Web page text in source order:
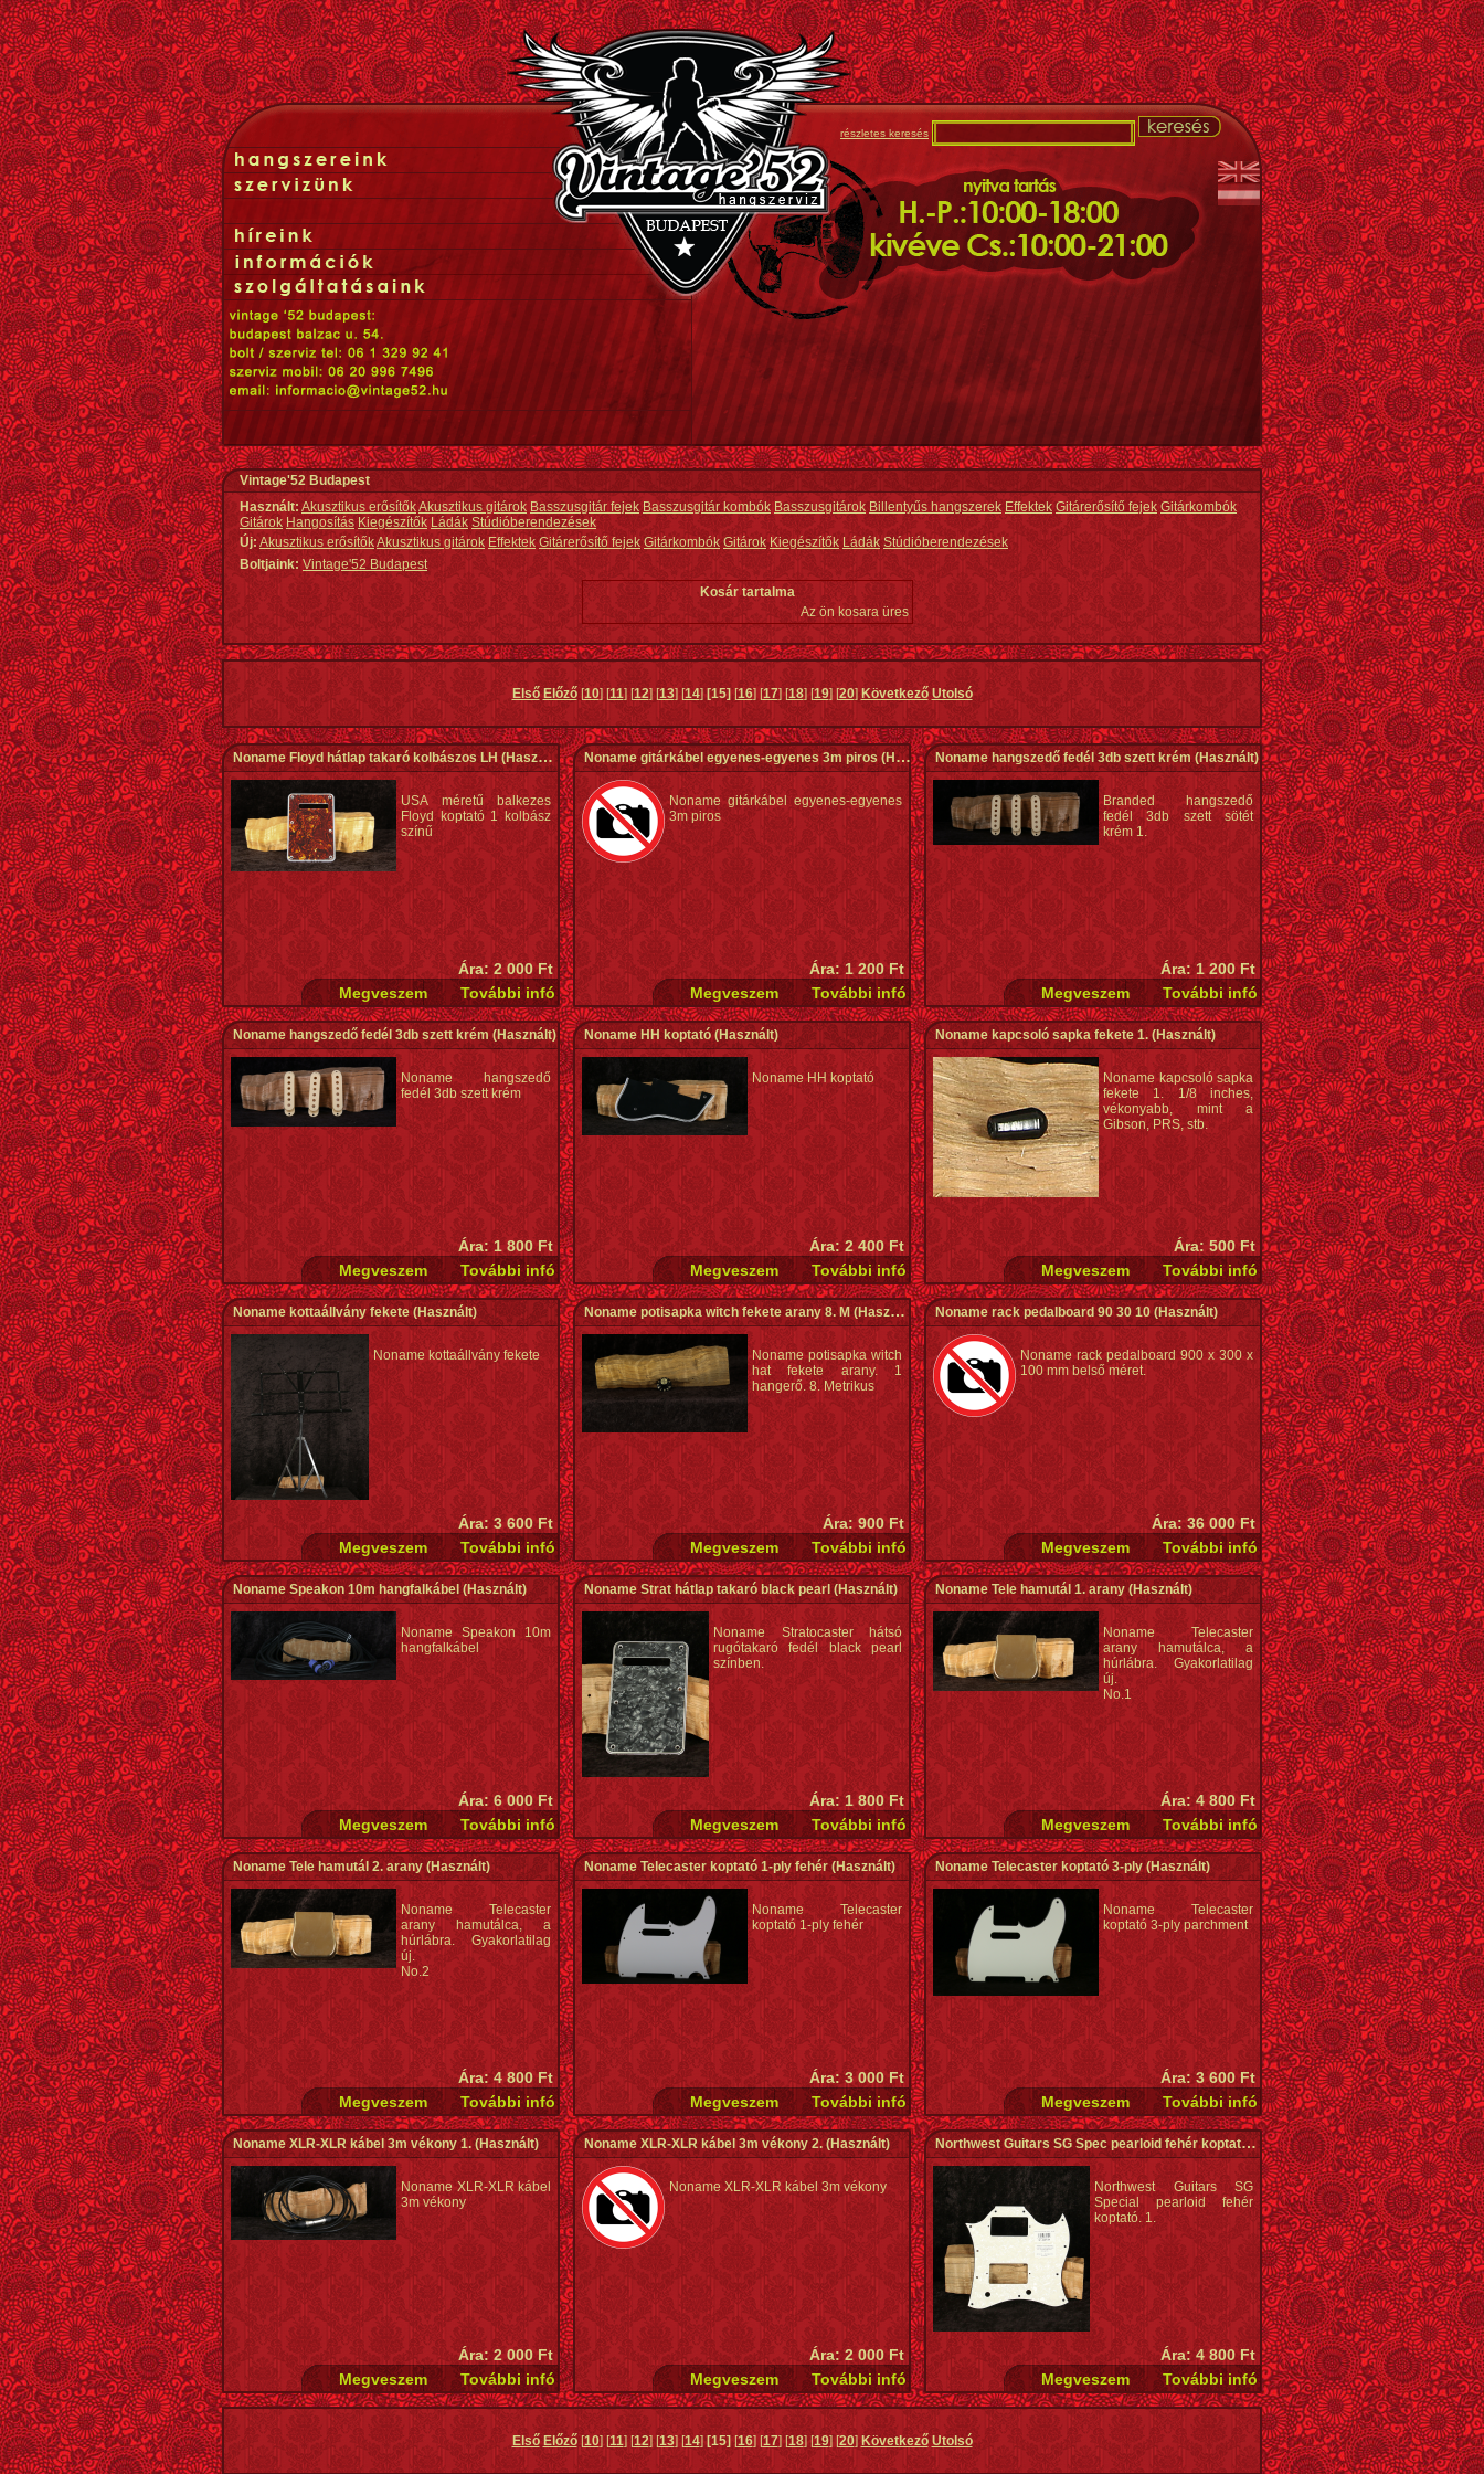
részletes keresés
Vintage'52 Budapest
Használt: Akusztikus erősítőkAkusztikus gitárok Basszusgitár fejek Basszusgitár kombók Basszusgitárok Billentyűs hangszerek Effektek Gitárerősítő fejek Gitárkombók
Gitárok Hangosítás Kiegészítők Ládák Stúdióberendezések
Új:Akusztikus erősítőkAkusztikus gitárok Effektek Gitárerősítő fejek Gitárkombók Gitárok Kiegészítők Ládák Stúdióberendezések
Boltjaink: Vintage'52 Budapest
Kosár tartalma
Az ön kosara üres
Első Előző[10] [11] [12] [13] [14][15] [16] [17] [18] [19] [20] Következő Utolsó
Noname Floyd hátlap takaró kolbászos LH(Használt)
USA méretű balkezes
Floyd koptató 1 kolbász
színű
Ára: 2 000 Ft
Noname gitárkábel egyenes-egyenes 3m piros (Használt)
Noname gitárkábel egyenes-egyenes
3m piros
Ára: 1 200 Ft
Noname hangszedő fedél 3db szett krém(Használt)
Branded hangszedő
fedél 3db szett sötét
krém 1.
Ára: 1 200 Ft
Noname hangszedő fedél 3db szett krém(Használt)
Noname hangszedő
fedél 3db szett krém
Ára: 1 800 Ft
Noname HH koptató(Használt)
Noname HH koptató
Ára: 2 400 Ft
Noname kapcsoló sapka fekete 1.(Használt)
Noname kapcsoló sapka
fekete 1. 1/8 inches,
vékonyabb, mint a
Gibson, PRS, stb.
Ára: 500 Ft
Noname kottaállvány fekete(Használt)
Noname kottaállvány fekete
Ára: 3 600 Ft
Noname potisapka witch fekete arany 8. M(Használt)
Noname potisapka witch
hat fekete arany. 1
hangerő. 8. Metrikus
Ára: 900 Ft
Noname rack pedalboard 90 30 10(Használt)
Noname rack pedalboard 900 x 300 x
100 mm belső méret.
Ára: 36 000 Ft
Noname Speakon 10m hangfalkábel (Használt)
Noname Speakon 10m
hangfalkábel
Ára: 6 000 Ft
Noname Strat hátlap takaró black pearl (Használt)
Noname Stratocaster hátsó
rugótakaró fedél black pearl
színben.
Ára: 1 800 Ft
Noname Tele hamutál 1. arany(Használt)
Noname Telecaster
arany hamutálca, a
húrlábra. Gyakorlatilag
új.
No.1
Ára: 4 800 Ft
Noname Tele hamutál 2. arany(Használt)
Noname Telecaster
arany hamutálca, a
húrlábra. Gyakorlatilag
új.
No.2
Ára: 4 800 Ft
Noname Telecaster koptató 1-ply fehér(Használt)
Noname Telecaster
koptató 1-ply fehér
Ára: 3 000 Ft
Noname Telecaster koptató 3-ply(Használt)
Noname Telecaster
koptató 3-ply parchment
Ára: 3 600 Ft
Noname XLR-XLR kábel 3m vékony 1.(Használt)
Noname XLR-XLR kábel
3m vékony
Ára: 2 000 Ft
Noname XLR-XLR kábel 3m vékony 2.(Használt)
Noname XLR-XLR kábel 3m vékony
Ára: 2 000 Ft
Northwest Guitars SG Spec pearloid fehér koptató(Használt)
Northwest Guitars SG
Special pearloid fehér
koptató. 1.
Ára: 4 800 Ft
Első Előző[10] [11] [12] [13] [14][15] [16] [17] [18] [19] [20] Következő Utolsó